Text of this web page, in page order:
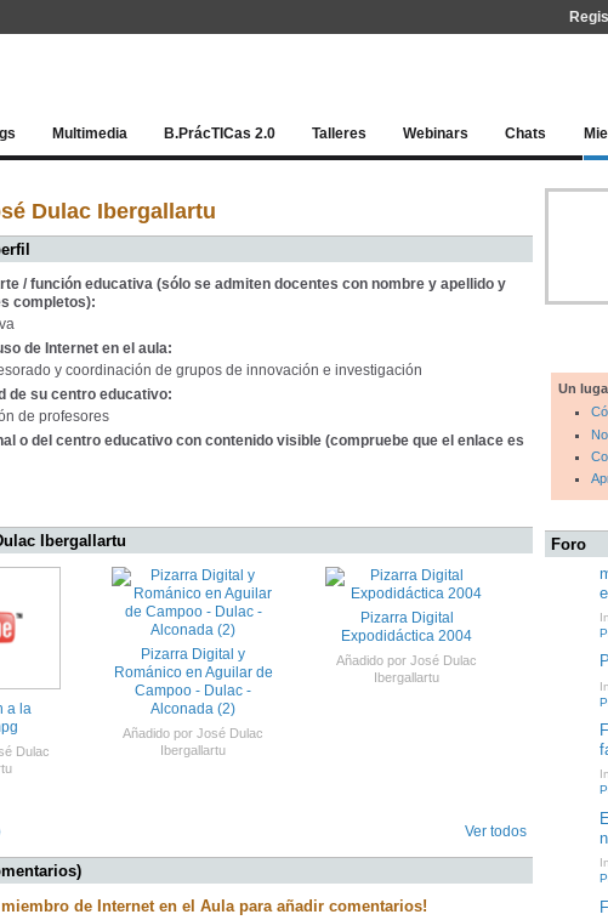
Multimedia B.PrácTICas 2.0 Talleres Webinars Chats
Dulac Ibergallartu
/ función educativa (sólo se admiten docentes con nombre y apellido y
completos):
de Internet en el aula:
y coordinación de grupos de innovación e investigación
de su centro educativo:
de profesores
o del centro educativo con contenido visible (compruebe que el enlace es
Ibergallartu
a la
Dulac
Pizarra Digital y
Románico en Aguilar de
Campoo - Dulac -
Alconada (2)
Añadido por José Dulac
Ibergallartu
Pizarra Digital
Expodidáctica 2004
Añadido por José Dulac
Ibergallartu
Ver todos
de Internet en el Aula para añadir comentarios!
Un
Foro